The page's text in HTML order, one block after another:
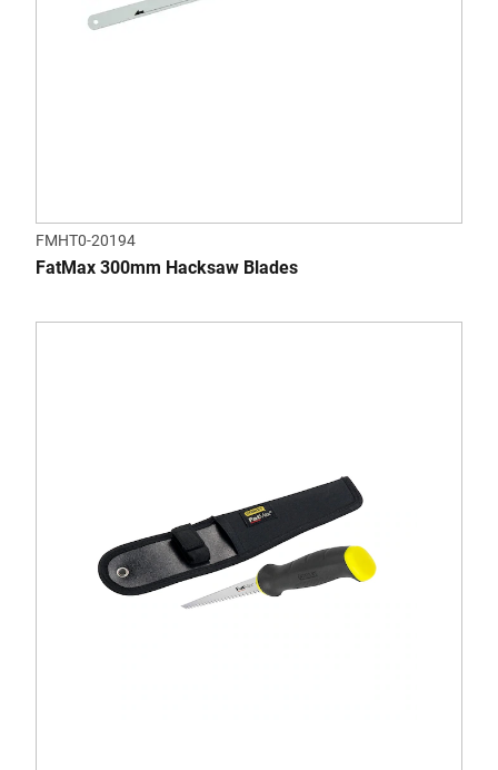
FMHT0-20194
FatMax 300mm Hacksaw Blades